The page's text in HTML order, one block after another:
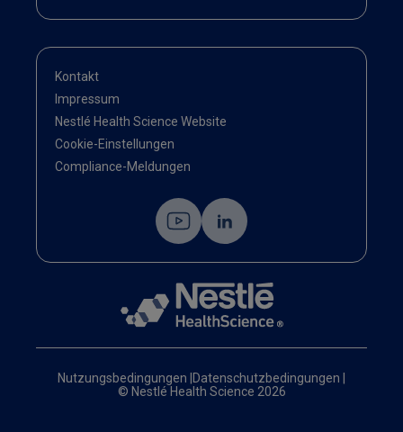
Kontakt
Impressum
Nestlé Health Science Website
Cookie-Einstellungen
Compliance-Meldungen
Nutzungsbedingungen Datenschutzbedingungen
© Nestlé Health Science 2026